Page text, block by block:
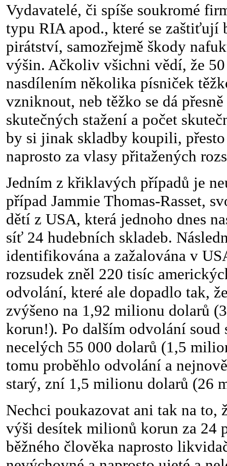
Vydavatelé, či spíše soukromé
typu RIA apod., které se zaštiťují
pirátství, samozřejmě škody
výšin. Ačkoliv všichni vědí, že
nasdílením několika písniček
vzniknout, neb těžko se dá
skutečných stažení a počet
by si jinak skladby koupili,
naprosto za vlasy přitažených
Jedním z křiklavých případů je
případ Jammie Thomas-Rasset,
dětí z USA, která jednoho dnes
síť 24 hudebních skladeb.
identifikována a zažalována v
rozsudek zněl 220 tisíc
odvolání, které ale dopadlo tak,
zvýšeno na 1,92 milionu dolarů
korun!). Po dalším odvolání soud
necelých 55 000 dolarů (1,5
tomu proběhlo odvolání a
starý, zní 1,5 milionu dolarů (26
Nechci poukazovat ani tak na to,
výši desítek milionů korun za 24
běžného člověka naprosto